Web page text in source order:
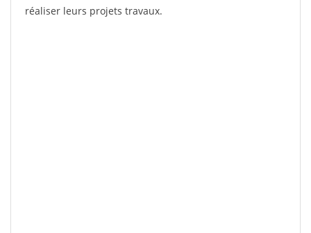
réaliser leurs projets travaux.